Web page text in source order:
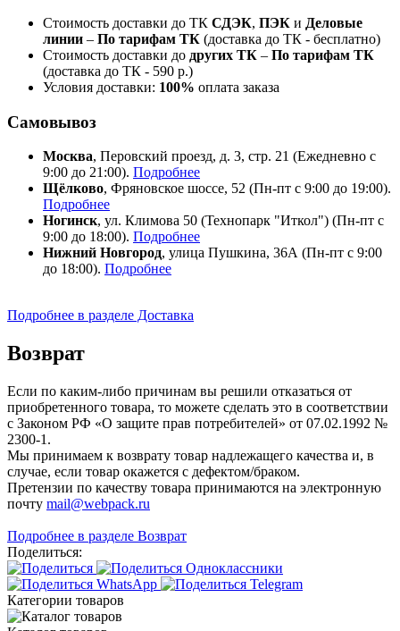
Стоимость доставки до ТК СДЭК, ПЭК и Деловые
линии – По тарифам ТК (доставка до ТК - бесплатно)
Стоимость доставки до других ТК – По тарифам ТК
(доставка до ТК - 590 р.)
Условия доставки: 100% оплата заказа
Самовывоз
Москва, Перовский проезд, д. 3, стр. 21 (Ежедневно с
9:00 до 21:00). Подробнее
Щёлково, Фряновское шоссе, 52 (Пн-пт с 9:00 до 19:00).
Подробнее
Ногинск, ул. Климова 50 (​Технопарк "Иткол") (Пн-пт с
9:00 до 18:00). Подробнее
Нижний Новгород, улица Пушкина, 36А (Пн-пт с 9:00
до 18:00). Подробнее
Подробнее в разделе Доставка
Возврат
Если по каким-либо причинам вы решили отказаться от
приобретенного товара, то можете сделать это в соответствии
с Законом РФ «О защите прав потребителей» от 07.02.1992 №
2300-1.
Мы принимаем к возврату товар надлежащего качества и, в
случае, если товар окажется с дефектом/браком.
Претензии по качеству товара принимаются на электронную
почту mail@webpack.ru
Подробнее в разделе Возврат
Поделиться:
Категории товаров